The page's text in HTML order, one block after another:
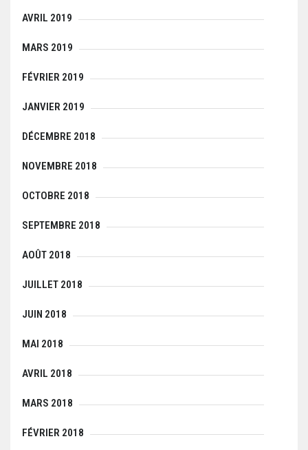
AVRIL 2019
MARS 2019
FÉVRIER 2019
JANVIER 2019
DÉCEMBRE 2018
NOVEMBRE 2018
OCTOBRE 2018
SEPTEMBRE 2018
AOÛT 2018
JUILLET 2018
JUIN 2018
MAI 2018
AVRIL 2018
MARS 2018
FÉVRIER 2018